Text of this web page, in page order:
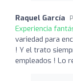
Raquel García
Experiencia
variedad para
! Y el trato
empleados ! Lo